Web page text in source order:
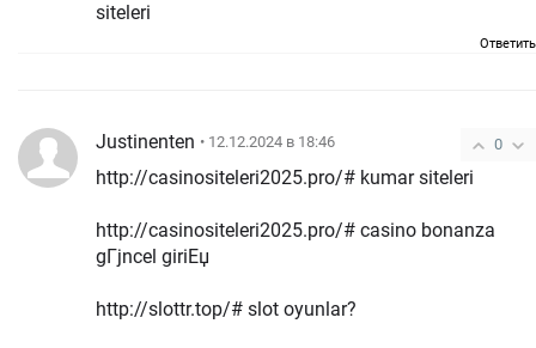
siteleri
Ответить
0
Justinenten • 12.12.2024 в 18:46
http://casinositeleri2025.pro/# kumar siteleri
http://casinositeleri2025.pro/# casino bonanza
gГјncel giriЕџ
http://slottr.top/# slot oyunlar?